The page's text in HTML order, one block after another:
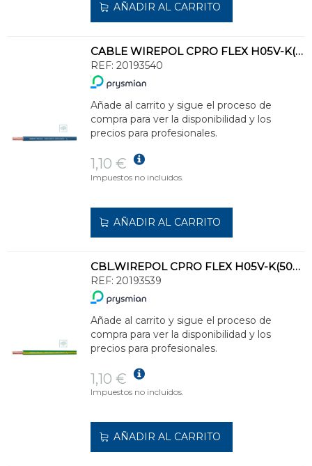
AÑADIR AL CARRITO
CABLE WIREPOL CPRO FLEX H05V-K(500V)-H07V-K(750V)1x2,5 AZ(SE SUMINISTRA CJ.200m)
REF: 20193540
Añade al carrito y sigue el proceso de
compra para ver la disponibilidad y los
precios para profesionales.
1,10 €
Impuestos no incluidos.
AÑADIR AL CARRITO
CBL.WIREPOL CPRO FLEX H05V-K(500V)-H07V-K(750V)1G2,5 AM./VD(SE SUMINISTRA CJ
REF: 20193539
Añade al carrito y sigue el proceso de
compra para ver la disponibilidad y los
precios para profesionales.
1,10 €
Impuestos no incluidos.
AÑADIR AL CARRITO